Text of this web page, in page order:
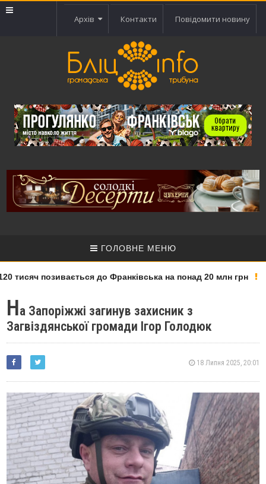
Архів Контакти Повідомити новину
ГОЛОВНЕ МЕНЮ
тисяч позивається до Франківська на понад 20 млн грн
На Запоріжжі загинув захисник з
Загвіздянської громади Ігор Голодюк
18 Липня 2025, 20:01